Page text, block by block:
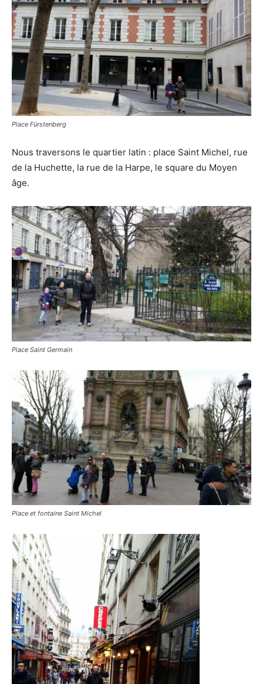
Place Fürstenberg
Nous traversons le quartier latin : place Saint Michel, rue
de la Huchette, la rue de la Harpe, le square du Moyen
âge.
Place Saint Germain
Place et fontaine Saint Michel